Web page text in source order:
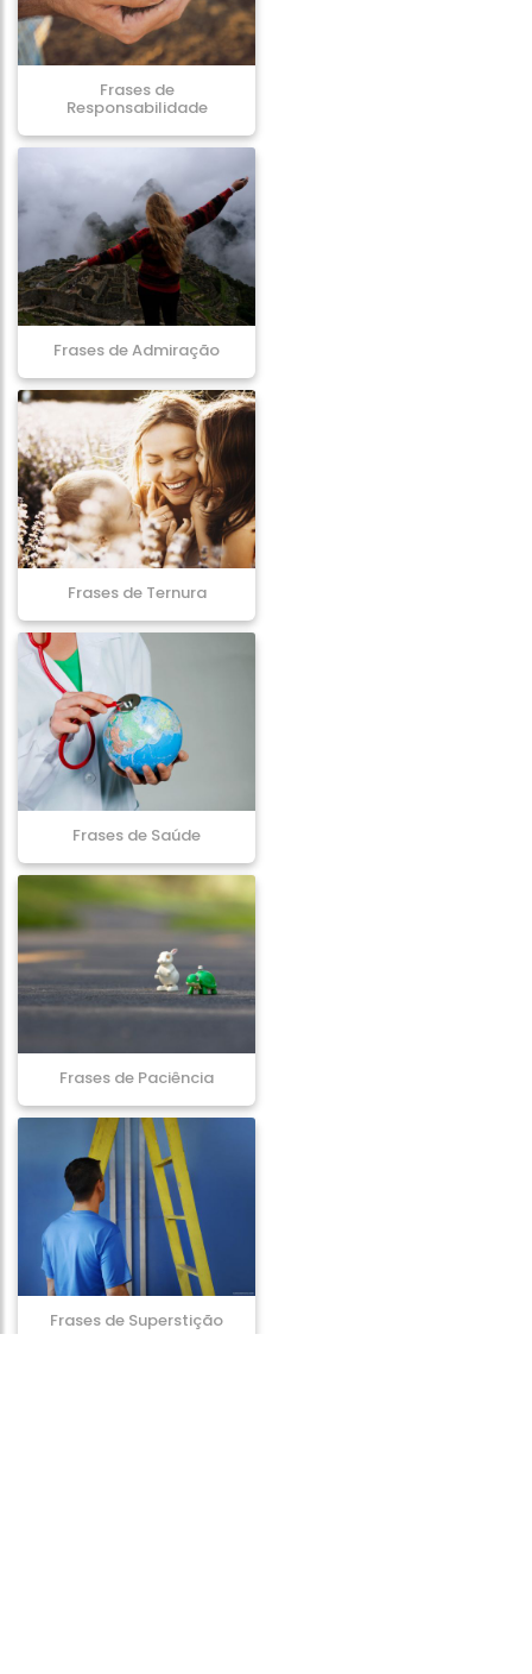
Frases de
Responsabilidade
Frases de Admiração
Frases de Ternura
Frases de Saúde
Frases de Paciência
Frases de Superstição